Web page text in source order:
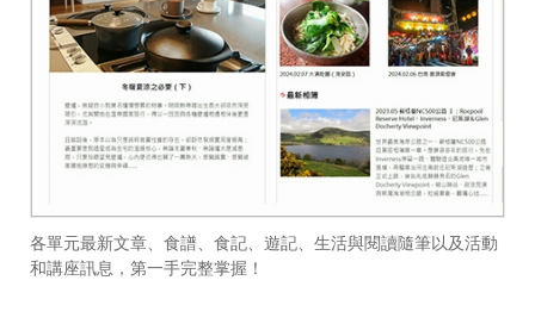
各單元最新文章、食譜、食記、遊記、生活與閱讀隨筆以及活動
和講座訊息，第一手完整掌握！